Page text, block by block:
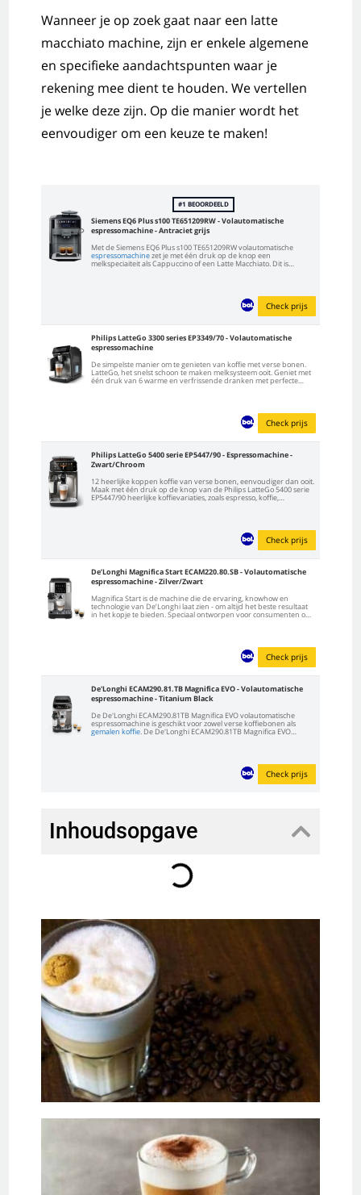
Wanneer je op zoek gaat naar een latte
macchiato machine, zijn er enkele algemene
en specifieke aandachtspunten waar je
rekening mee dient te houden. We vertellen
je welke deze zijn. Op die manier wordt het
eenvoudiger om een keuze te maken!
#1 BEOORDEELD
Siemens EQ6 Plus s100 TE651209RW - Volautomatische
espressomachine - Antraciet grijs
Met de Siemens EQ6 Plus s100 TE651209RW volautomatische
espressomachinezet je met één druk op de knop een
melkspeciaiteit als Cappuccino of een Latte Macchiato. Dit is
Check prijs
Philips LatteGo 3300 series EP3349/70 - Volautomatische
espressomachine
De simpelste manier om te genieten van koffie met verse bonen.
LatteGo, het snelst schoon te maken melksysteem ooit. Geniet met
één druk van 6 warme en verfrissende dranken met perfecte
Check prijs
Philips LatteGo 5400 serie EP5447/90 - Espressomachine -
Zwart/Chroom
12 heerlijke koppen koffie van verse bonen, eenvoudiger dan ooit.
Maak met één druk op de knop van de Philips LatteGo 5400 serie
EP5447/90 heerlijke koffievariaties, zoals espresso, koffie,
Check prijs
De’Longhi Magnifica Start ECAM220.80.SB - Volautomatische
espressomachine - Zilver/Zwart
Magnifica Start is de machine die de ervaring, knowhow en
technologie van De’Longhi laat zien - om altijd het beste resultaat
in het kopje te bieden. Speciaal ontworpen voor consumenten op
Check prijs
De'Longhi ECAM290.81.TB Magnifica EVO - Volautomatische
espressomachine - Titanium Black
De De'Longhi ECAM290.81TB Magnifica EVO volautomatische
espressomachine is geschikt voor zowel verse koffiebonen als
gemalen koffie. De De'Longhi ECAM290.81TB Magnifica EVO
Check prijs
Inhoudsopgave